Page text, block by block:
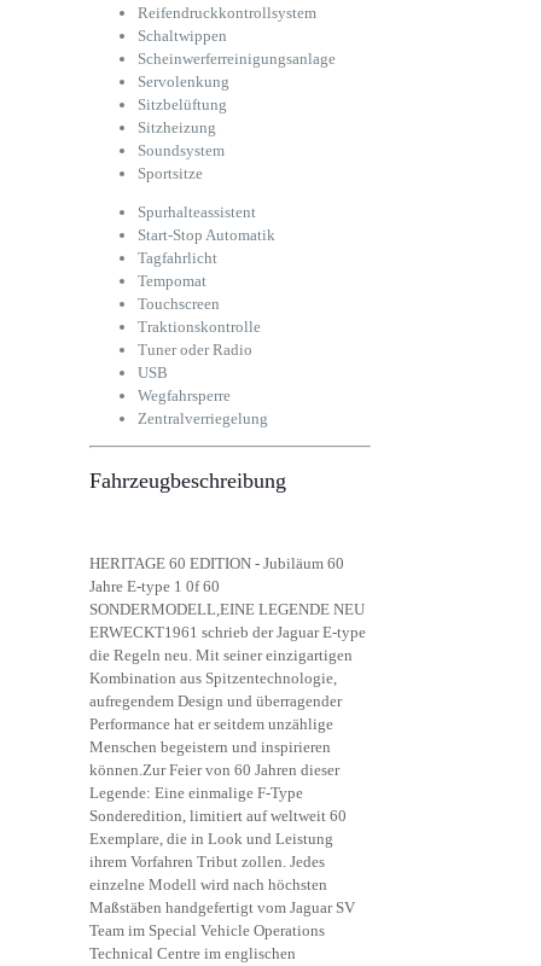
Reifendruckkontrollsystem
Schaltwippen
Scheinwerferreinigungsanlage
Servolenkung
Sitzbelüftung
Sitzheizung
Soundsystem
Sportsitze
Spurhalteassistent
Start-Stop Automatik
Tagfahrlicht
Tempomat
Touchscreen
Traktionskontrolle
Tuner oder Radio
USB
Wegfahrsperre
Zentralverriegelung
Fahrzeugbeschreibung
HERITAGE 60 EDITION - Jubiläum 60
Jahre E-type 1 0f 60
SONDERMODELL,EINE LEGENDE NEU
ERWECKT1961 schrieb der Jaguar E-type
die Regeln neu. Mit seiner einzigartigen
Kombination aus Spitzentechnologie,
aufregendem Design und überragender
Performance hat er seitdem unzählige
Menschen begeistern und inspirieren
können.Zur Feier von 60 Jahren dieser
Legende: Eine einmalige F-Type
Sonderedition, limitiert auf weltweit 60
Exemplare, die in Look und Leistung
ihrem Vorfahren Tribut zollen. Jedes
einzelne Modell wird nach höchsten
Maßstäben handgefertigt vom Jaguar SV
Team im Special Vehicle Operations
Technical Centre im englischen